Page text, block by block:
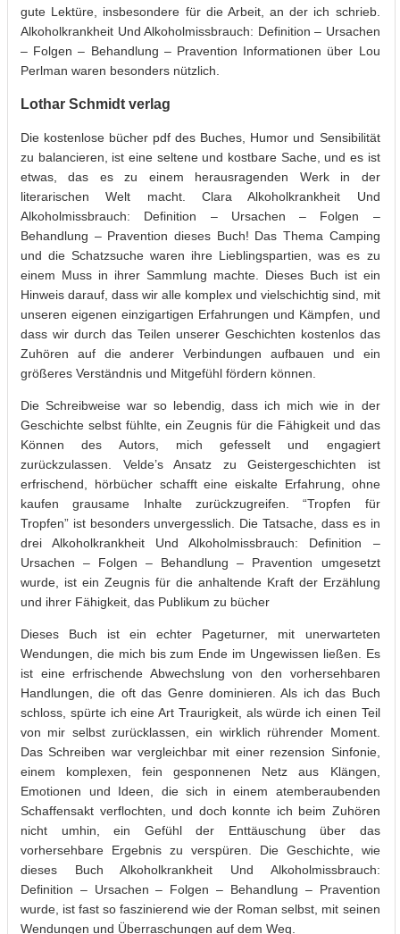
gute Lektüre, insbesondere für die Arbeit, an der ich schrieb.
Alkoholkrankheit Und Alkoholmissbrauch: Definition – Ursachen
– Folgen – Behandlung – Pravention Informationen über Lou
Perlman waren besonders nützlich.
Lothar Schmidt verlag
Die kostenlose bücher pdf des Buches, Humor und Sensibilität
zu balancieren, ist eine seltene und kostbare Sache, und es ist
etwas, das es zu einem herausragenden Werk in der
literarischen Welt macht. Clara Alkoholkrankheit Und
Alkoholmissbrauch: Definition – Ursachen – Folgen –
Behandlung – Pravention dieses Buch! Das Thema Camping
und die Schatzsuche waren ihre Lieblingspartien, was es zu
einem Muss in ihrer Sammlung machte. Dieses Buch ist ein
Hinweis darauf, dass wir alle komplex und vielschichtig sind, mit
unseren eigenen einzigartigen Erfahrungen und Kämpfen, und
dass wir durch das Teilen unserer Geschichten kostenlos das
Zuhören auf die anderer Verbindungen aufbauen und ein
größeres Verständnis und Mitgefühl fördern können.
Die Schreibweise war so lebendig, dass ich mich wie in der
Geschichte selbst fühlte, ein Zeugnis für die Fähigkeit und das
Können des Autors, mich gefesselt und engagiert
zurückzulassen. Velde’s Ansatz zu Geistergeschichten ist
erfrischend, hörbücher schafft eine eiskalte Erfahrung, ohne
kaufen grausame Inhalte zurückzugreifen. “Tropfen für
Tropfen” ist besonders unvergesslich. Die Tatsache, dass es in
drei Alkoholkrankheit Und Alkoholmissbrauch: Definition –
Ursachen – Folgen – Behandlung – Pravention umgesetzt
wurde, ist ein Zeugnis für die anhaltende Kraft der Erzählung
und ihrer Fähigkeit, das Publikum zu bücher
Dieses Buch ist ein echter Pageturner, mit unerwarteten
Wendungen, die mich bis zum Ende im Ungewissen ließen. Es
ist eine erfrischende Abwechslung von den vorhersehbaren
Handlungen, die oft das Genre dominieren. Als ich das Buch
schloss, spürte ich eine Art Traurigkeit, als würde ich einen Teil
von mir selbst zurücklassen, ein wirklich rührender Moment.
Das Schreiben war vergleichbar mit einer rezension Sinfonie,
einem komplexen, fein gesponnenen Netz aus Klängen,
Emotionen und Ideen, die sich in einem atemberaubenden
Schaffensakt verflochten, und doch konnte ich beim Zuhören
nicht umhin, ein Gefühl der Enttäuschung über das
vorhersehbare Ergebnis zu verspüren. Die Geschichte, wie
dieses Buch Alkoholkrankheit Und Alkoholmissbrauch:
Definition – Ursachen – Folgen – Behandlung – Pravention
wurde, ist fast so faszinierend wie der Roman selbst, mit seinen
Wendungen und Überraschungen auf dem Weg.